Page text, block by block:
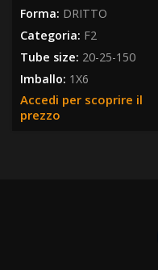
Forma: DRITTO
Categoria: F2
Tube size: 20-25-150
Imballo: 1X6
Accedi per scoprire il
prezzo